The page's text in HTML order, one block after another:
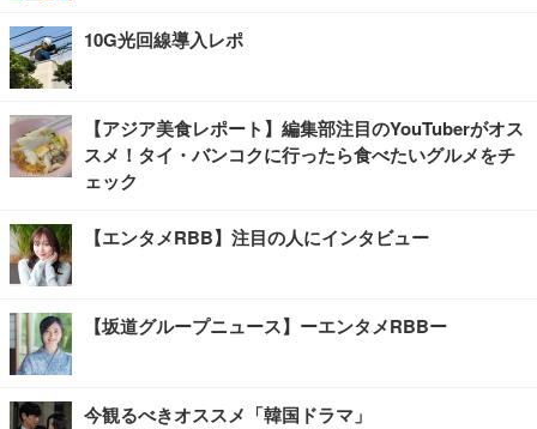
10G光回線導入レポ
【アジア美食レポート】編集部注目のYouTuberがオス
スメ！タイ・バンコクに行ったら食べたいグルメをチ
ェック
【エンタメRBB】注目の人にインタビュー
【坂道グループニュース】ーエンタメRBBー
今観るべきオススメ「韓国ドラマ」